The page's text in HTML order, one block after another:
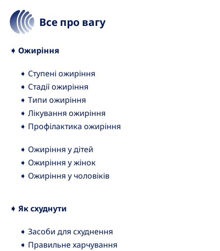
Все про вагу
➧ Ожиріння
➧ Ступені ожиріння
➧ Стадії ожиріння
➧ Типи ожиріння
➧ Лікування ожиріння
➧ Профілактика ожиріння
➧ Ожиріння у дітей
➧ Ожиріння у жінок
➧ Ожиріння у чоловіків
➧ Як схуднути
➧ Засоби для схуднення
➧ Правильне харчування